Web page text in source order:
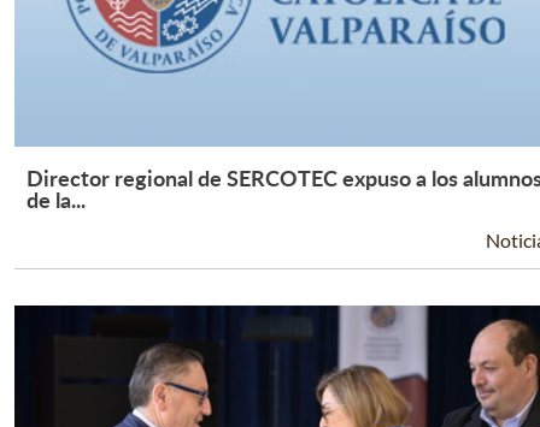
Leer Más +
Director regional de SERCOTEC expuso a los
de la...